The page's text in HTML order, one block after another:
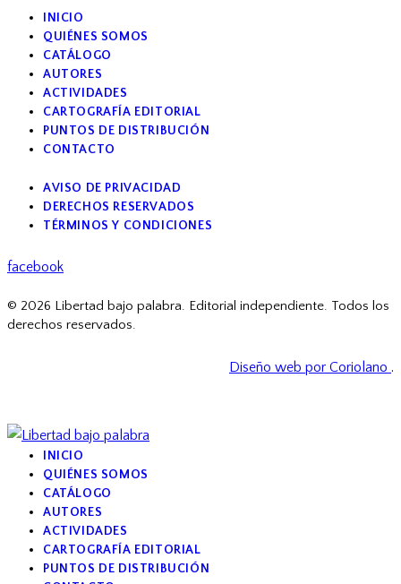
INICIO
QUIÉNES SOMOS
CATÁLOGO
AUTORES
ACTIVIDADES
CARTOGRAFÍA EDITORIAL
PUNTOS DE DISTRIBUCIÓN
CONTACTO
AVISO DE PRIVACIDAD
DERECHOS RESERVADOS
TÉRMINOS Y CONDICIONES
facebook
© 2026 Libertad bajo palabra. Editorial independiente. Todos los
derechos reservados.
Diseño web por Coriolano .
INICIO
QUIÉNES SOMOS
CATÁLOGO
AUTORES
ACTIVIDADES
CARTOGRAFÍA EDITORIAL
PUNTOS DE DISTRIBUCIÓN